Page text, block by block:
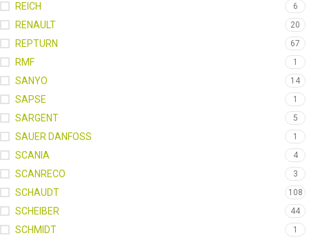
REICH 6
RENAULT 20
REPTURN 67
RMF 1
SANYO 14
SAPSE 1
SARGENT 5
SAUER DANFOSS 1
SCANIA 4
SCANRECO 3
SCHAUDT 108
SCHEIBER 44
SCHMIDT 1